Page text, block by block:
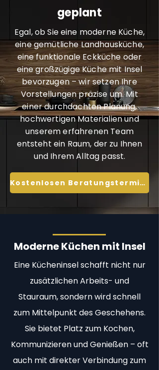
geplant
Egal, ob Sie eine moderne Küche,
eine gemütliche Landhausküche,
eine funktionale Eckküche oder
eine großzügige Küche mit Insel
bevorzugen – wir setzen Ihre
Vorstellungen präzise um. Mit
einer durchdachten Planung,
hochwertigen Materialien und
unserem erfahrenen Team
entsteht ein Raum, der zu Ihnen
und Ihrem Alltag passt.
Kostenlosen Beratungstermin sichern
Moderne Küchen mit Insel
Eine Kücheninsel schafft nicht nur
zusätzlichen Arbeits- und
Stauraum, sondern wird schnell
zum Mittelpunkt des Geschehens.
Sie bietet Platz zum Kochen,
Kommunizieren und Genießen – oft
auch mit direkter Verbindung zum